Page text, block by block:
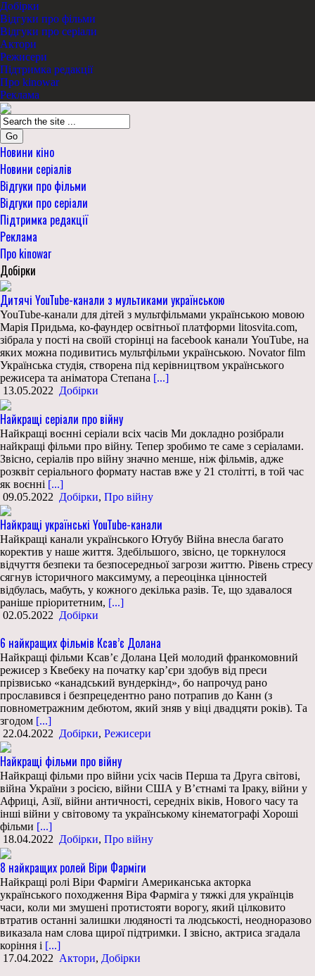
Добірки
Відгуки про фільми
Відгуки про серіали
Актори
Режисери
Підтримка редакції
Про kinowar
Реклама
Go
Новини кіно
Новини серіалів
Відгуки про фільми
Відгуки про серіали
Підтримка редакції
Реклама
Про kinowar
Добірки
Дитячі YouTube-канали з мультиками українською
YouTube-канали для дітей з мультфільмами українською мовою
Марія Придьма, ко-фаундер освітньої платформи litosvita.com,
зібрала у пості на своїй сторінці на facebook канали YouTube, на
яких можна подивитись мультфільми українською. Novator film
Українська студія, створена під керівництвом українського
режисера та аніматора Степана [...]
13.05.2022 Добірки
Найкращі серіали про війну
Найкращі воєнні серіали всіх часів Ми докладно розібрали
найкращі фільми про війну. Тепер зробимо те саме з серіалами.
Звісно, серіалів про війну значно менше, ніж фільмів, адже
розквіт серіального формату настав вже у 21 столітті, в той час
як воєнні [...]
09.05.2022 Добірки, Про війну
Найкращі українські YouTube-канали
Найкращі канали українського Ютубу Війна внесла багато
коректив у наше життя. Здебільшого, звісно, це торкнулося
відчуття безпеки та безпосередньої загрози життю. Рівень стресу
сягнув історичного максимуму, а переоцінка цінностей
відбулась, мабуть, у кожного декілька разів. Те, що здавалося
раніше пріоритетним, [...]
02.05.2022 Добірки
6 найкращих фільмів Ксав’є Долана
Найкращі фільми Ксав’є Долана Цей молодий франкомовний
режисер з Квебеку на початку кар’єри здобув від преси
прізвисько «канадський вундеркінд», бо напрочуд рано
прославився і безпрецедентно рано потрапив до Канн (з
повнометражним дебютом, який зняв у віці двадцяти років). Та
згодом [...]
22.04.2022 Добірки, Режисери
Найкращі фільми про війну
Найкращі фільми про війни усіх часів Перша та Друга світові,
війна України з росією, війни США у В’єтнамі та Іраку, війни у
Африці, Азії, війни античності, середніх віків, Нового часу та
інші війни у світовому та українському кінематографі Хороші
фільми [...]
18.04.2022 Добірки, Про війну
8 найкращих ролей Віри Фарміги
Найкращі ролі Віри Фарміги Американська акторка
українського походження Віра Фарміга у тяжкі для українців
часи, коли ми змушені протистояти ворогу, який цілковито
втратив останні залишки людяності та людськості, неодноразово
виказала нам слова щирої підтримки. І звісно, актриса згадала
коріння і [...]
17.04.2022 Актори, Добірки